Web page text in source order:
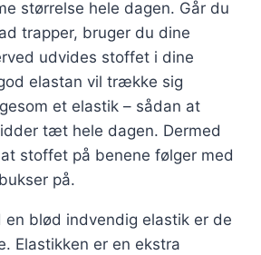
størrelse hele dagen. Går du
trapper, bruger du dine
udvides stoffet i dine
elastan vil trække sig
et elastik – sådan at
tæt hele dagen. Dermed
stoffet på benene følger med
på.
en blød indvendig elastik er de
Elastikken er en ekstra